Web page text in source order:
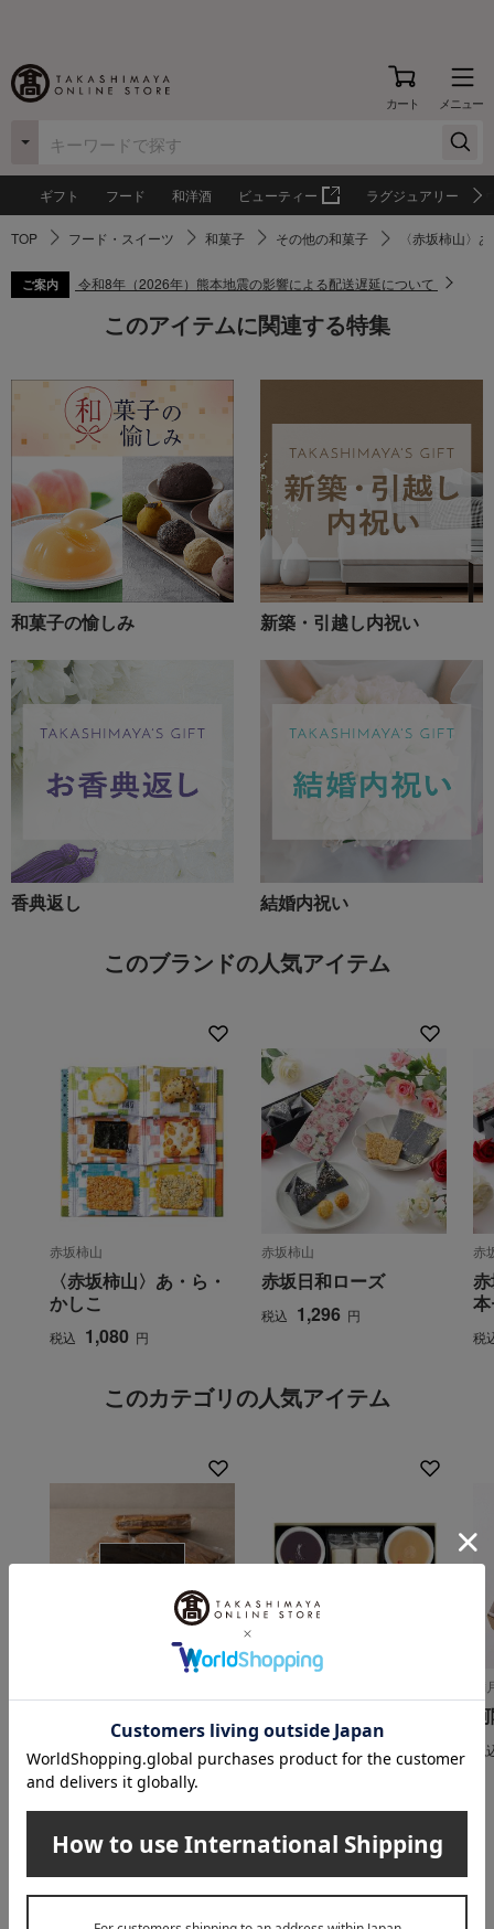
カート メニュー
ギフト フード 和洋酒 ビューティー ラグジュアリー
TOP フード・スイーツ 和菓子 その他の和菓子 〈赤坂柿山〉
ご案内 令和8年（2026年）熊本地震の影響による配送遅延について
このアイテムに関連する特集
和菓子の愉しみ 新築・引越し内祝い
香典返し 結婚内祝い
このブランドの人気アイテム
赤坂柿山
〈赤坂柿山〉あ・ら・
かしこ
税込 1,080 円
赤坂柿山
赤坂日和ローズ
税込 1,296 円
赤
税
このカテゴリの人気アイテム
270g×3袋セット
税込 3,726 円
3,520 円 税
INFORMATION